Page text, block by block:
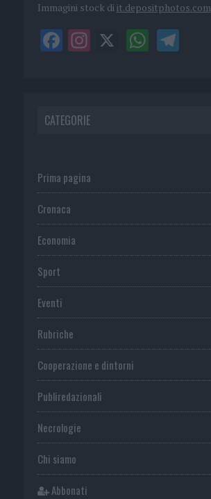
Immagini stock di it.depositphotos.com
CATEGORIE
Prima pagina
Cronaca
Economia
Sport
Eventi
Rubriche
Cooperazione e dintorni
Publiredazionali
Necrologie
Chi siamo
Abbonati